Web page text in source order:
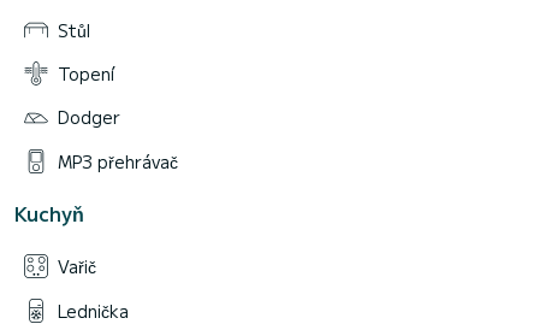
Stůl
Topení
Dodger
MP3 přehrávač
Kuchyň
Vařič
Lednička